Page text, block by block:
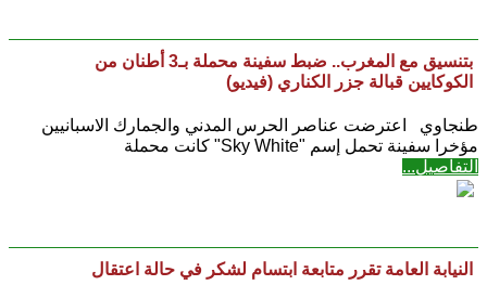
بتنسيق مع المغرب.. ضبط سفينة محملة بـ3 أطنان من
الكوكايين قبالة جزر الكناري (فيديو)
طنجاوي اعترضت عناصر الحرس المدني والجمارك الاسبانيين
مؤخرا سفينة تحمل إسم "Sky White" كانت محملة
التفاصيل...
النيابة العامة تقرر متابعة ابتسام لشكر في حالة اعتقال